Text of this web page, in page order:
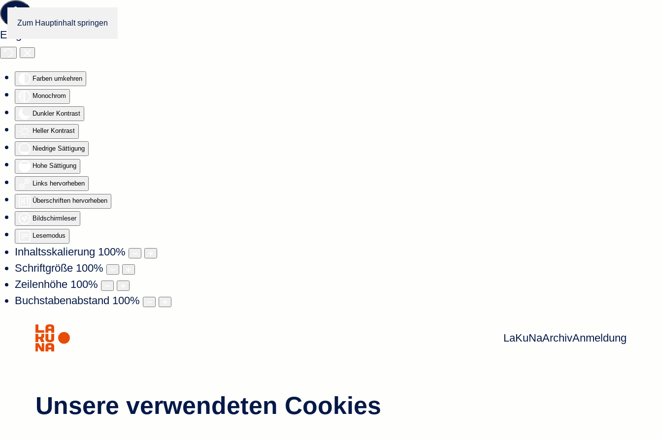
Eingabehilfen öffnen
Farben umkehren
Monochrom
Dunkler Kontrast
Heller Kontrast
Niedrige Sättigung
Hohe Sättigung
Links hervorheben
Überschriften hervorheben
Bildschirmleser
Lesemodus
Inhaltsskalierung 100%
Schriftgröße 100%
Zeilenhöhe 100%
Buchstabenabstand 100%
Zum Hauptinhalt springen
LaKuNaArchivAnmeldung
Unsere verwendeten Cookies